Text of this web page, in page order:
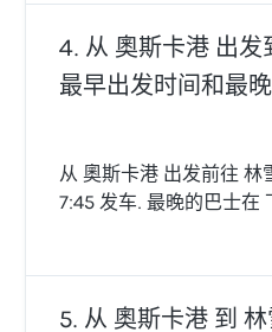
从 奧斯卡港 出发
最早出发时间和最
从 奧斯卡港 出发前往 林
7:45 发车. 最晚的巴士在
从 奧斯卡港 到